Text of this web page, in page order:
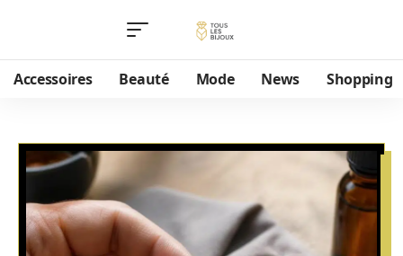
Accessoires Beauté Mode News Shopping